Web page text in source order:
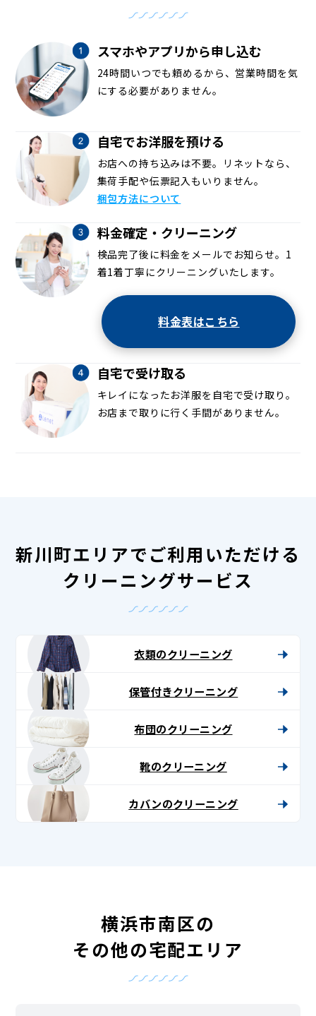
スマホやアプリから申し込む
24時間いつでも頼めるから、営業時間を気
にする必要がありません。
自宅でお洋服を預ける
お店への持ち込みは不要。リネットなら、
集荷手配や伝票記入もいりません。
梱包方法について
料金確定・クリーニング
検品完了後に料金をメールでお知らせ。1
着1着丁寧にクリーニングいたします。
料金表はこちら
自宅で受け取る
キレイになったお洋服を自宅で受け取り。
お店まで取りに行く手間がありません。
新川町エリアでご利用いただける
クリーニングサービス
衣類のクリーニング
保管付きクリーニング
布団のクリーニング
靴のクリーニング
カバンのクリーニング
横浜市南区の
その他の宅配エリア